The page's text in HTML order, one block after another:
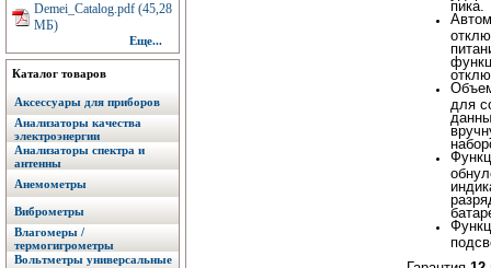
Demei_Catalog.pdf (45,28
МБ)
Еще...
Каталог товаров
Аксессуары для приборов
Анализаторы качества
электроэнергии
Анализаторы спектра и
антенны
Анемометры
Виброметры
Влагомеры /
термогигрометры
Вольтметры универсальные
пика.
для